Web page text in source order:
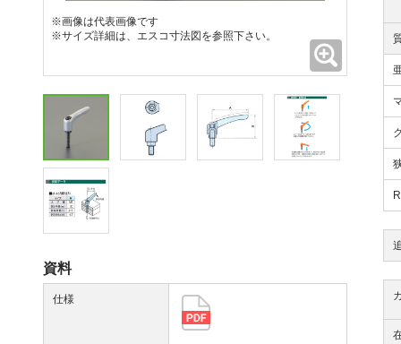
※画像は代表画像です
※サイズ詳細は、エスコ寸法図を参照下さい。
資料
仕様